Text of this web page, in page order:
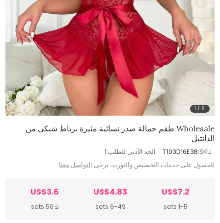
1 / 8
Wholesale طقم حمالة صدر نسائية مثيرة برباط شبكي من
الدانتيل
SKU:
T103D16E3B الحد الأدنى للطلب:1
للحصول على خدمات التخصيص والتوريد، يرجى التواصل معنا
US$7.2
1-5 sets
US$4.83
6-49 sets
US$3.6
≥ 50 sets